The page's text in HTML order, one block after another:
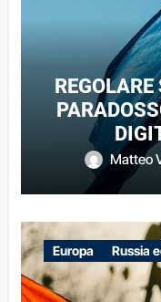
Matteo
Europa Russia